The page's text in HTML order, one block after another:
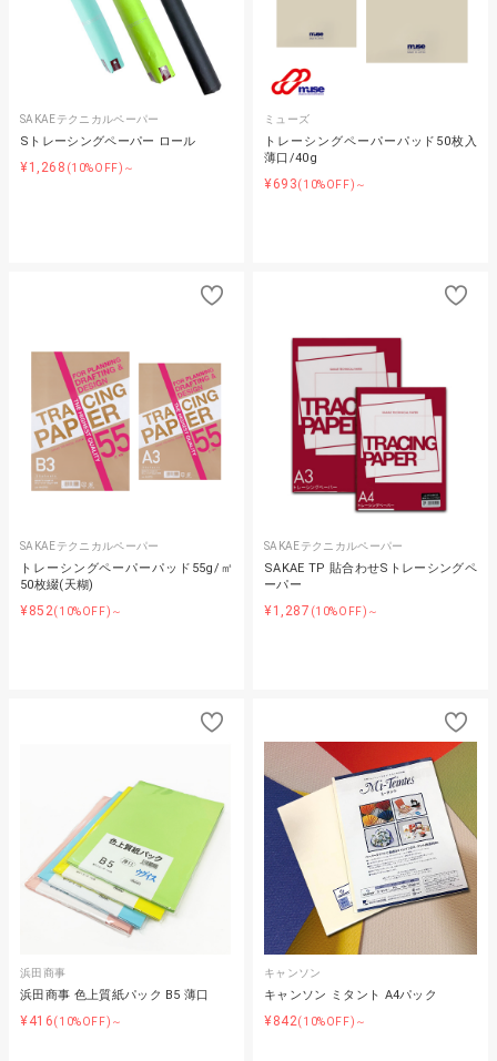
SAKAEテクニカルペーパー
Sトレーシングペーパー ロール
¥1,268 (10%OFF)～
ミューズ
トレーシングペーパーパッド50枚入
薄口/40g
¥693(10%OFF)～
SAKAEテクニカルペーパー
トレーシングペーパーパッド55g/㎡
50枚綴(天糊)
¥852(10%OFF)～
SAKAEテクニカルペーパー
SAKAE TP 貼合わせSトレーシングペ
ーパー
¥1,287 (10%OFF)～
浜田商事
浜田商事 色上質紙パック B5 薄口
¥416(10%OFF)～
キャンソン
キャンソン ミタント A4パック
¥842(10%OFF)～